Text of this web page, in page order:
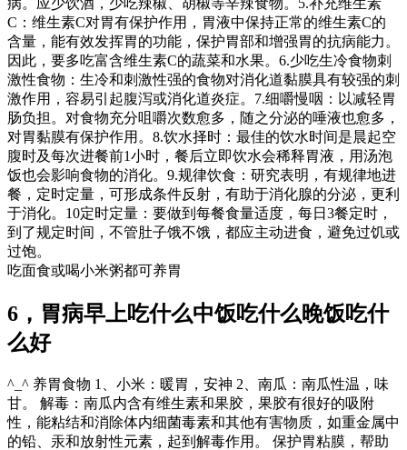
C：维生素C对胃有保护作用，胃液中保持正常的维生素C的
含量，能有效发挥胃的功能，保护胃部和增强胃的抗病能力。
因此，要多吃富含维生素C的蔬菜和水果。6.少吃生冷食物刺
激性食物：生冷和刺激性强的食物对消化道黏膜具有较强的刺
激作用，容易引起腹泻或消化道炎症。7.细嚼慢咽：以减轻胃
肠负担。对食物充分咀嚼次数愈多，随之分泌的唾液也愈多，
对胃黏膜有保护作用。8.饮水择时：最佳的饮水时间是晨起空
腹时及每次进餐前1小时，餐后立即饮水会稀释胃液，用汤泡
饭也会影响食物的消化。9.规律饮食：研究表明，有规律地进
餐，定时定量，可形成条件反射，有助于消化腺的分泌，更利
于消化。10定时定量：要做到每餐食量适度，每日3餐定时，
到了规定时间，不管肚子饿不饿，都应主动进食，避免过饥或
过饱。
吃面食或喝小米粥都可养胃
6，胃病早上吃什么中饭吃什么晚饭吃什
么好
^_^ 养胃食物 1、小米：暖胃，安神 2、南瓜：南瓜性温，味
甘。 解毒：南瓜内含有维生素和果胶，果胶有很好的吸附
性，能粘结和消除体内细菌毒素和其他有害物质，如重金属中
的铅、汞和放射性元素，起到解毒作用。 保护胃粘膜，帮助